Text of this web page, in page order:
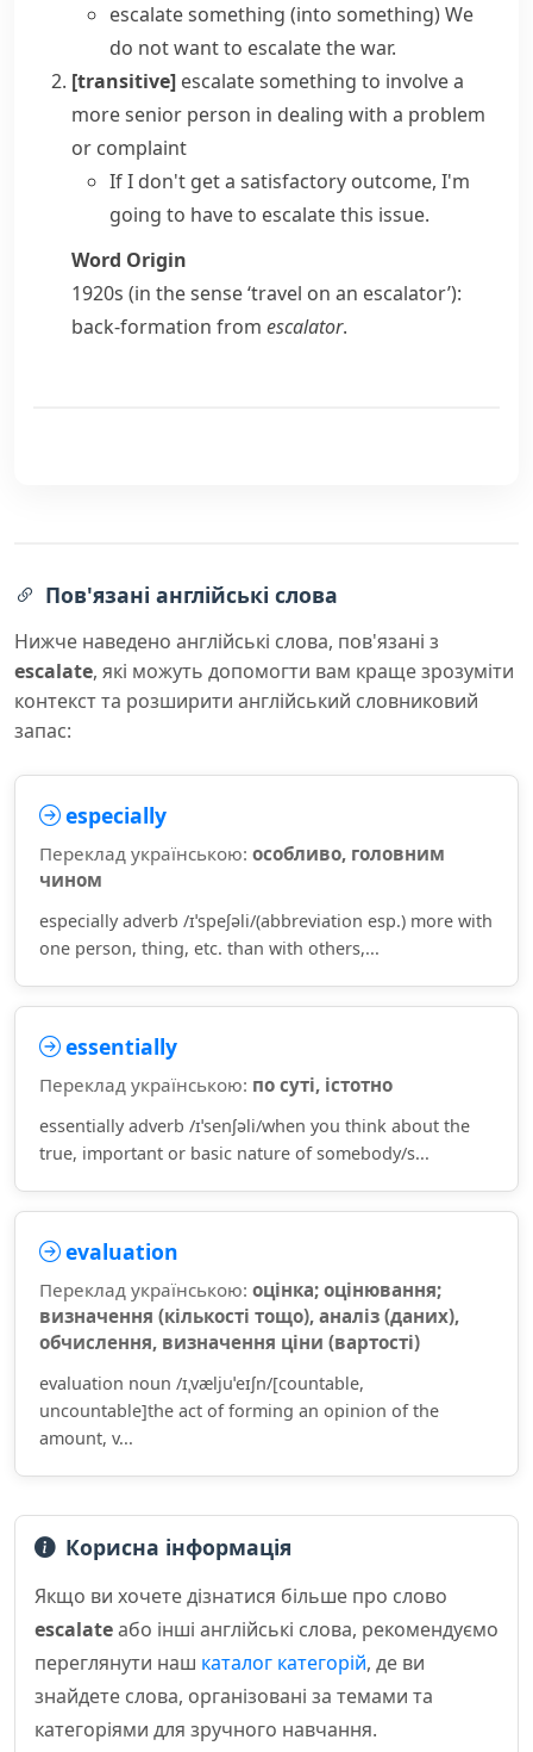
escalate something (into something)We
do not want to escalate the war.
[transitive] escalate something to involve a
more senior person in dealing with a problem
or complaint
If I don't get a satisfactory outcome, I'm
going to have to escalate this issue.
Word Origin
1920s (in the sense ‘travel on an escalator’):
back-formation from escalator.
Пов'язані англійські слова
Нижче наведено англійські слова, пов'язані з
escalate, які можуть допомогти вам краще зрозуміти
контекст та розширити англійський словниковий
запас:
especially
Переклад українською: особливо, головним
чином
especially adverb /ɪˈspeʃəli/(abbreviation esp.) more with
one person, thing, etc. than with others,...
essentially
Переклад українською: по суті, істотно
essentially adverb /ɪˈsenʃəli/when you think about the
true, important or basic nature of somebody/s...
evaluation
Переклад українською: оцінка; оцінювання;
визначення (кількості тощо), аналіз (даних),
обчислення, визначення ціни (вартості)
evaluation noun /ɪˌvæljuˈeɪʃn/[countable,
uncountable]the act of forming an opinion of the
amount, v...
Корисна інформація
Якщо ви хочете дізнатися більше про слово
escalateабо інші англійські слова, рекомендуємо
переглянути наш каталог категорій, де ви
знайдете слова, організовані за темами та
категоріями для зручного навчання.